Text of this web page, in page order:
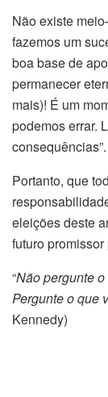
Não existe
fazemos um
boa base de
permanecer
mais)! É um
podemos errar.
Portanto, que
eleições deste
futuro
“Não pergunte
Pergunte o que
Kennedy)